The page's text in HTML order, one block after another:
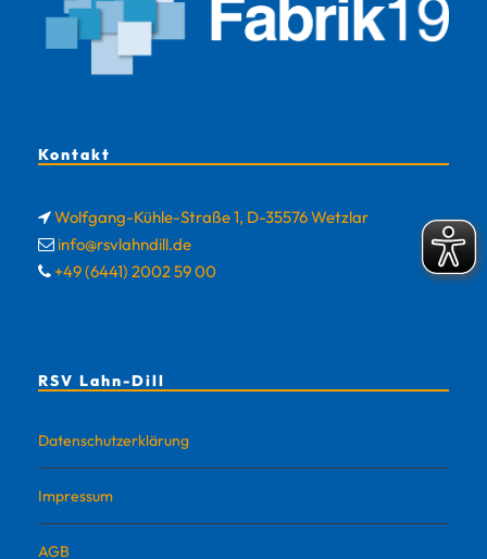
Kontakt
Wolfgang-Kühle-Straße 1, D-35576 Wetzlar
info@rsvlahndill.de
+49 (6441) 2002 59 00
RSV Lahn-Dill
Datenschutzerklärung
Impressum
AGB